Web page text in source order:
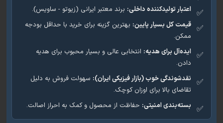
اعتبار تولیدکننده داخلی:برند معتبر ایرانی (زیوتو - ساویس).
قیمت کل بسیار پایین:بهترین گزینه برای خرید با حداقل بودجه
ایده‌آل برای هدیه:انتخابی عالی و بسیار محبوب برای هدیه
نقدشوندگی خوب (بازار فیزیکی ایران):سهولت فروش به دلیل
تقاضای بالا برای اوزان کوچک.
بسته‌بندی امنیتی:حفاظت از محصول و کمک به احراز اصالت.